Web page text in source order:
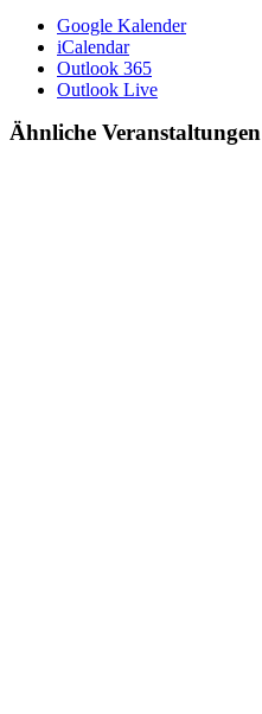
Google Kalender
iCalendar
Outlook 365
Outlook Live
Ähnliche Veranstaltungen